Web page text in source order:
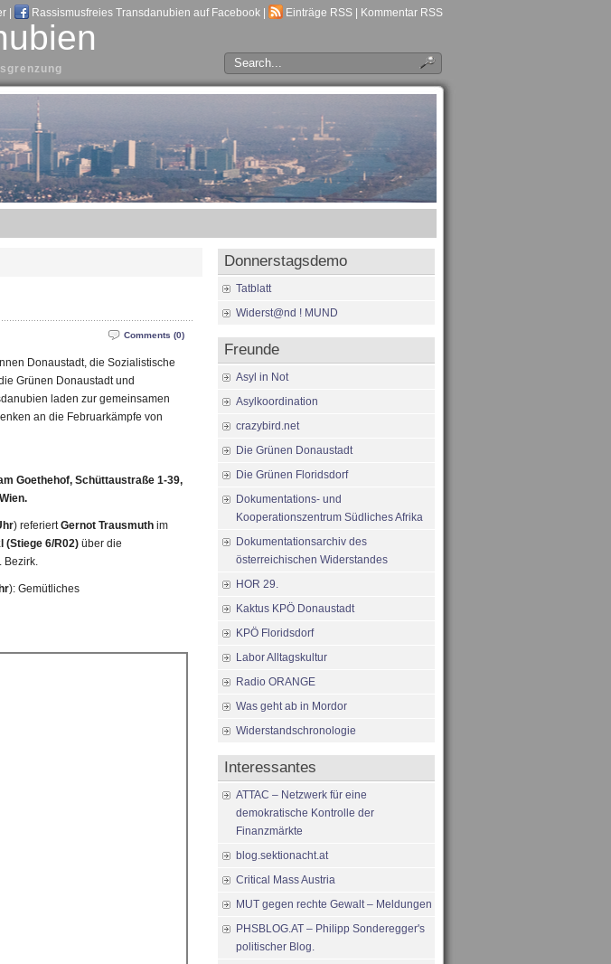
Rassismusfreies Transdanubien auf Facebook Einträge RSS Kommentar RSS
Comments (0)
Donaustadt, die Sozialistische
Grünen Donaustadt und
laden zur gemeinsamen
an die Februarkämpfe von
Goethehof, Schüttaustraße 1-39,
) referiertGernot Trausmuthim
(Stiege 6/R02) über die
Bezirk.
): Gemütliches
Donnerstagsdemo
Tatblatt
Widerst@nd ! MUND
Freunde
Asyl in Not
Asylkoordination
crazybird.net
Die Grünen Donaustadt
Die Grünen Floridsdorf
Dokumentations- und
Kooperationszentrum Südliches Afrika
Dokumentationsarchiv des
österreichischen Widerstandes
HOR 29.
Kaktus KPÖ Donaustadt
KPÖ Floridsdorf
Labor Alltagskultur
Radio ORANGE
Was geht ab in Mordor
Widerstandschronologie
Interessantes
ATTAC – Netzwerk für eine
demokratische Kontrolle der
Finanzmärkte
blog.sektionacht.at
Critical Mass Austria
MUT gegen rechte Gewalt – Meldungen
PHSBLOG.AT – Philipp Sonderegger's
politischer Blog.